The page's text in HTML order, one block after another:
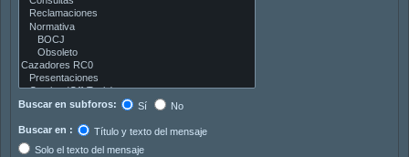
Buscar en subforos: Sí No
Buscar en :
Título y texto del mensaje
Solo el texto del mensaje